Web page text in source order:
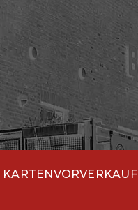
KARTENVORVERKAUF